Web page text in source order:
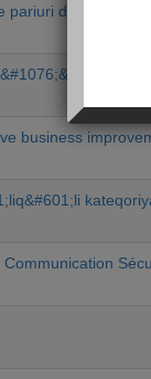
pariuri de
business
Communication